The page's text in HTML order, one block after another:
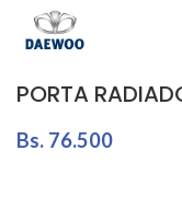
PORTA
Bs. 76.500